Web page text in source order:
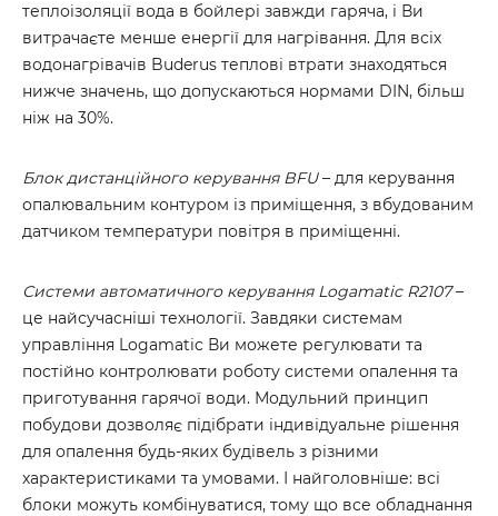
теплоізоляції вода в бойлері завжди гаряча, і Ви
витрачаєте менше енергії для нагрівання. Для всіх
водонагрівачів Buderus теплові втрати знаходяться
нижче значень, що допускаються нормами DIN, більш
ніж на 30%.
Блок дистанційного керування BFU– для керування
опалювальним контуром із приміщення, з вбудованим
датчиком температури повітря в приміщенні.
Системи автоматичного керування Logamatic R2107–
це найсучасніші технології. Завдяки системам
управління Logamatic Ви можете регулювати та
постійно контролювати роботу системи опалення та
приготування гарячої води. Модульний принцип
побудови дозволяє підібрати індивідуальне рішення
для опалення будь-яких будівель з різними
характеристиками та умовами. І найголовніше: всі
блоки можуть комбінуватися, тому що все обладнання